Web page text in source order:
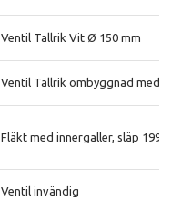
Ventil Tallrik Vit Ø 150 mm
Ventil Tallrik ombyggnad med
Fläkt med innergaller, släp 1998-
Ventil invändig